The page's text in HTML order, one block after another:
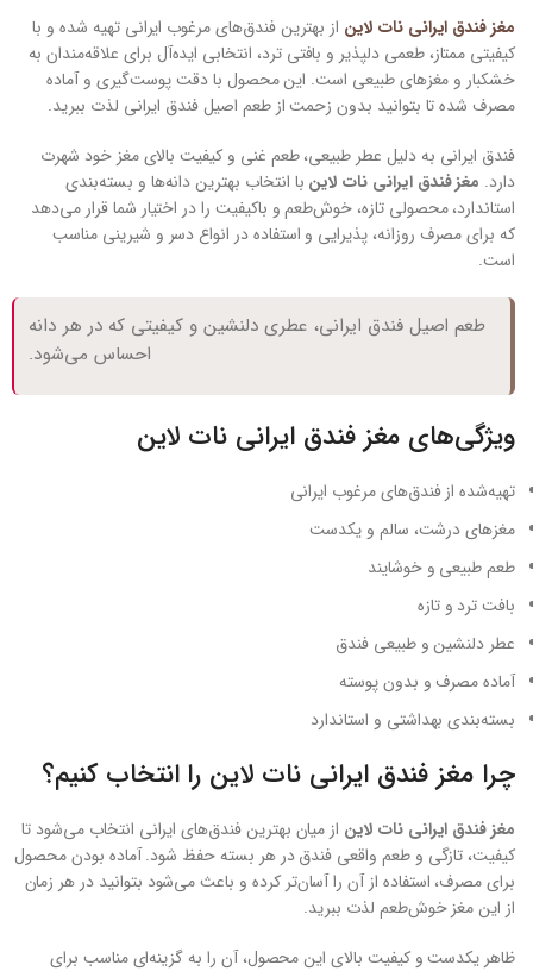
مغز فندق ایرانی نات لاین از بهترین فندق‌های مرغوب ایرانی تهیه شده و با
کیفیتی ممتاز، طعمی دلپذیر و بافتی ترد، انتخابی ایده‌آل برای علاقه‌مندان به
خشکبار و مغزهای طبیعی است. این محصول با دقت پوست‌گیری و آماده
مصرف شده تا بتوانید بدون زحمت از طعم اصیل فندق ایرانی لذت ببرید.
فندق ایرانی به دلیل عطر طبیعی، طعم غنی و کیفیت بالای مغز خود شهرت
دارد. مغز فندق ایرانی نات لاین با انتخاب بهترین دانه‌ها و بسته‌بندی
استاندارد، محصولی تازه، خوش‌طعم و باکیفیت را در اختیار شما قرار می‌دهد
که برای مصرف روزانه، پذیرایی و استفاده در انواع دسر و شیرینی مناسب
است.
طعم اصیل فندق ایرانی، عطری دلنشین و کیفیتی که در هر دانه
احساس می‌شود.
ویژگی‌های مغز فندق ایرانی نات لاین
تهیه‌شده از فندق‌های مرغوب ایرانی
مغزهای درشت، سالم و یکدست
طعم طبیعی و خوشایند
بافت ترد و تازه
عطر دلنشین و طبیعی فندق
آماده مصرف و بدون پوسته
بسته‌بندی بهداشتی و استاندارد
چرا مغز فندق ایرانی نات لاین را انتخاب کنیم؟
مغز فندق ایرانی نات لاین از میان بهترین فندق‌های ایرانی انتخاب می‌شود تا
کیفیت، تازگی و طعم واقعی فندق در هر بسته حفظ شود. آماده بودن محصول
برای مصرف، استفاده از آن را آسان‌تر کرده و باعث می‌شود بتوانید در هر زمان
از این مغز خوش‌طعم لذت ببرید.
ظاهر یکدست و کیفیت بالای این محصول، آن را به گزینه‌ای مناسب برای